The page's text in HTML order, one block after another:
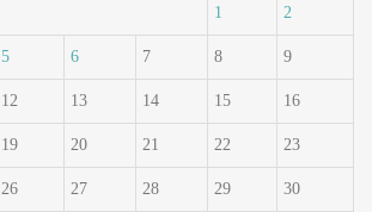
1 2
5 6 7 8 9
12 13 14 15 16
19 20 21 22 23
26 27 28 29 30